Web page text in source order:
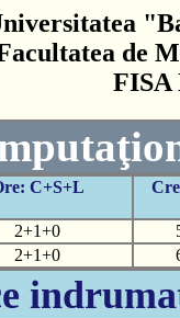
de
FISA
C+S+L
2+1+0
2+1+0